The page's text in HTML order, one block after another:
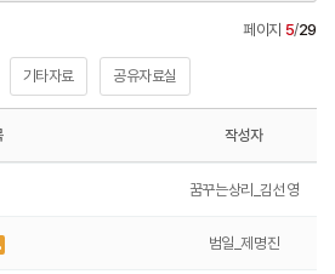
페이지 5/29
기타자료 공유자료실
작성자
꿈꾸는상리_김선영
범일_제명진